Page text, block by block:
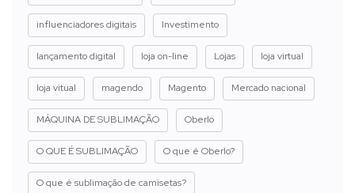
influenciadores digitais Investimento
lançamento digital loja on-line Lojas loja virtual
loja vitual magendo Magento Mercado nacional
MÁQUINA DE SUBLIMAÇÃO Oberlo
O QUE É SUBLIMAÇÃO O que é Oberlo?
O que é sublimação de camisetas?